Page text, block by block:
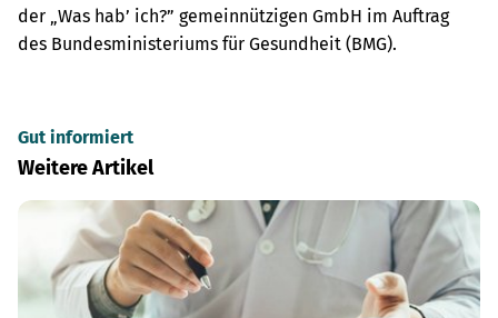
der „Was hab’ ich?” gemeinnützigen GmbH im Auftrag
des Bundesministeriums für Gesundheit (BMG).
Gut informiert
Weitere Artikel